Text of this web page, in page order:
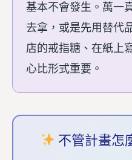
基本不會發生。萬
去拿，或是先用替代
店的戒指糖、在紙上
心比形式重要。
不管計畫怎